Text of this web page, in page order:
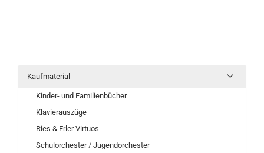
Kaufmaterial
Kinder- und Familienbücher
Klavierauszüge
Ries & Erler Virtuos
Schulorchester / Jugendorchester